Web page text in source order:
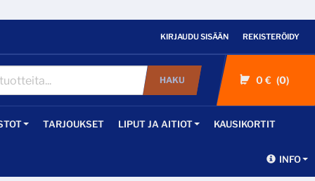
KIRJAUDU SISÄÄN REKISTERÖIDY
HAKU 0 € 0
TARJOUKSET LIPUT JA AITIOT KAUSIKORTIT
INFO